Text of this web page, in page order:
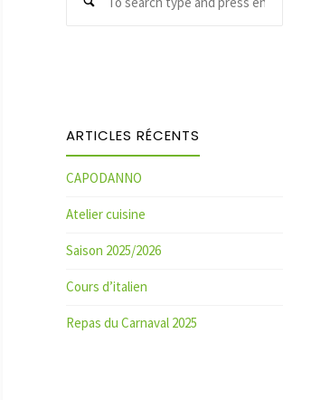
ARTICLES RÉCENTS
CAPODANNO
Atelier cuisine
Saison 2025/2026
Cours d’italien
Repas du Carnaval 2025